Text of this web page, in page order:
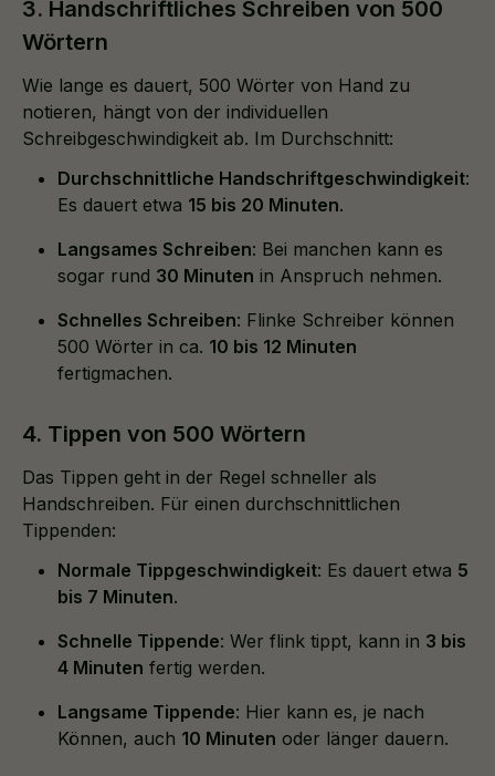
3. Handschriftliches Schreiben von 500
Wörtern
Wie lange es dauert, 500 Wörter von Hand zu
notieren, hängt von der individuellen
Schreibgeschwindigkeit ab. Im Durchschnitt:
Durchschnittliche Handschriftgeschwindigkeit:
Es dauert etwa 15 bis 20 Minuten.
Langsames Schreiben: Bei manchen kann es
sogar rund 30 Minuten in Anspruch nehmen.
Schnelles Schreiben: Flinke Schreiber können
500 Wörter in ca. 10 bis 12 Minuten
fertigmachen.
4. Tippen von 500 Wörtern
Das Tippen geht in der Regel schneller als
Handschreiben. Für einen durchschnittlichen
Tippenden:
Normale Tippgeschwindigkeit: Es dauert etwa 5
bis 7 Minuten.
Schnelle Tippende: Wer flink tippt, kann in 3 bis
4 Minuten fertig werden.
Langsame Tippende: Hier kann es, je nach
Können, auch 10 Minuten oder länger dauern.